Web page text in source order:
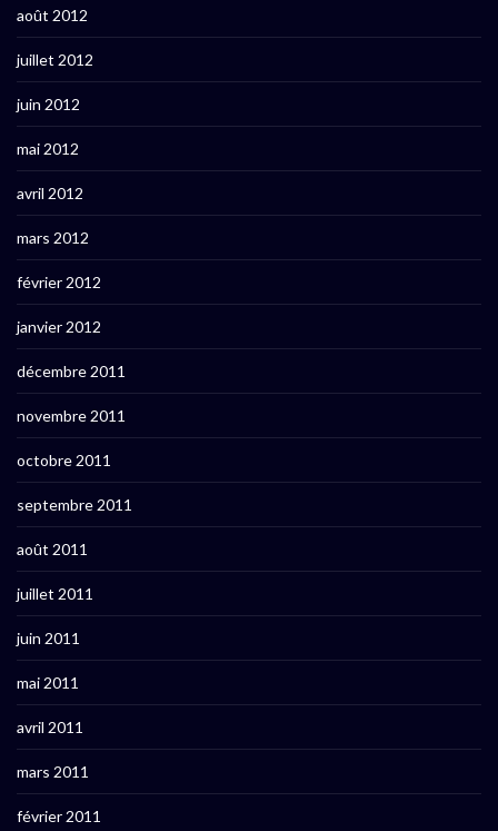
août 2012
juillet 2012
juin 2012
mai 2012
avril 2012
mars 2012
février 2012
janvier 2012
décembre 2011
novembre 2011
octobre 2011
septembre 2011
août 2011
juillet 2011
juin 2011
mai 2011
avril 2011
mars 2011
février 2011